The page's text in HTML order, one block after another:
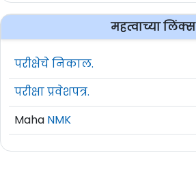
महत्वाच्या लिंक्स
परीक्षेचे निकाल.
परीक्षा प्रवेशपत्र.
Maha NMK